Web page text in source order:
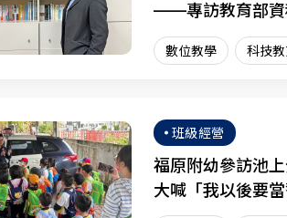
——專訪教育部資
沺
數位教學 科技
臺灣現場
班級經營
福原附幼參訪池
大喊「我以後要當